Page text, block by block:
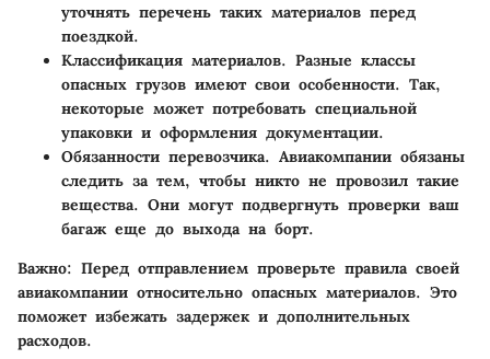
уточнять перечень таких материалов перед
поездкой.
Классификация материалов. Разные классы
опасных грузов имеют свои особенности. Так,
некоторые может потребовать специальной
упаковки и оформления документации.
Обязанности перевозчика. Авиакомпании обязаны
следить за тем, чтобы никто не провозил такие
вещества. Они могут подвергнуть проверки ваш
багаж еще до выхода на борт.
Важно: Перед отправлением проверьте правила своей
авиакомпании относительно опасных материалов. Это
поможет избежать задержек и дополнительных
расходов.